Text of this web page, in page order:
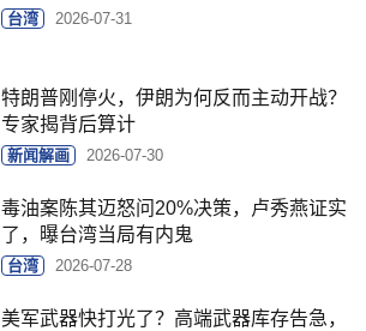
台湾 2026-07-31
特朗普刚停火，伊朗为何反而主动开战？
专家揭背后算计
新闻解画 2026-07-30
毒油案陈其迈怒问20%决策，卢秀燕证实
了，曝台湾当局有内鬼
台湾 2026-07-28
美军武器快打光了？高端武器库存告急，